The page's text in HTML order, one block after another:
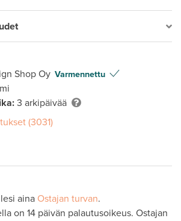
Shop Oy Varmennettu
3 arkipäivää
(3031)
aina Ostajan turvan.
on 14 päivän palautusoikeus. Ostajan